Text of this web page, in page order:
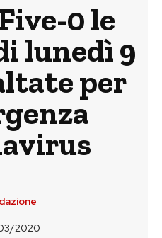
0 le
lunedì 9
per
2020